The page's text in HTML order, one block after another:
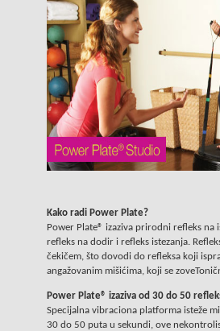
Kako radi Power Plate?
Power Plate® izaziva prirodni refleks na
refleks na dodir i refleks istezanja.
čekičem, što dovodi do refleksa koji
angažovanim mišićima, koji se
Power Plate® izaziva od 30 do 50
Specijalna vibraciona platforma isteže
30 do 50 puta u sekundi, ove